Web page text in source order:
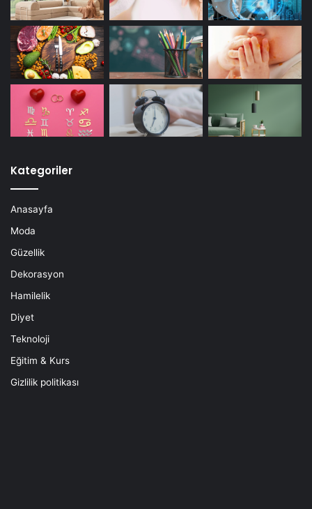
Kategoriler
Anasayfa
Moda
Güzellik
Dekorasyon
Hamilelik
Diyet
Teknoloji
Eğitim & Kurs
Gizlilik politikası